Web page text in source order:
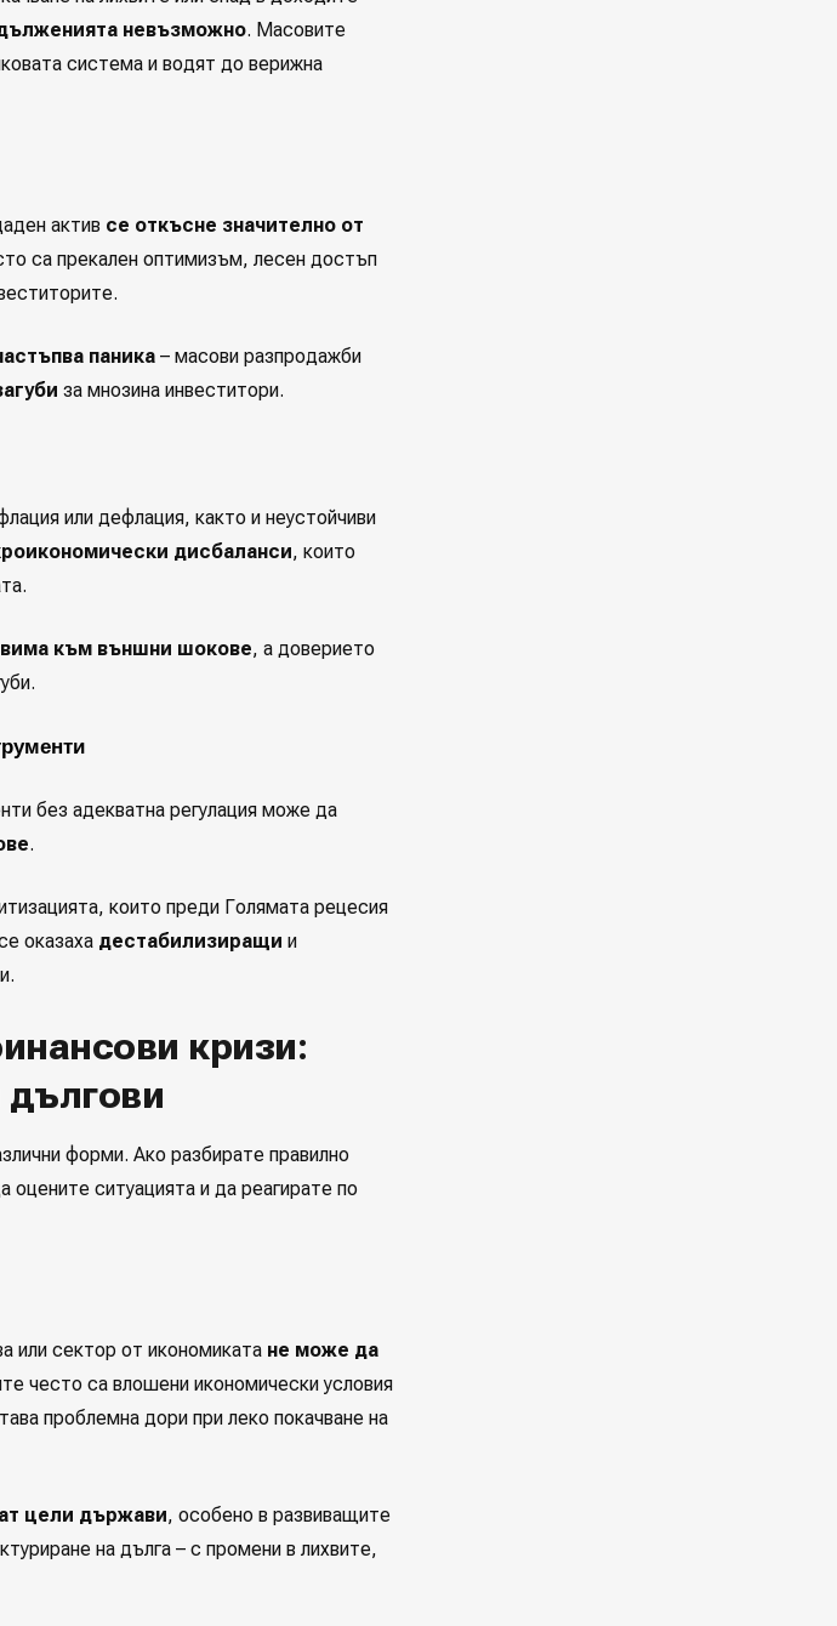
невъзможно. Масовите
система и водят до верижна
актив се откъсне значително от
са прекален оптимизъм, лесен достъп
паника – масови разпродажби
за мнозина инвеститори.
или дефлация, както и неустойчиви
дисбаланси, които
към външни шокове, а доверието
без адекватна регулация може да
.
които преди Голямата рецесия
оказаха дестабилизиращи и
кризи:
дългови
форми. Ако разбирате правилно
ситуацията и да реагирате по
или сектор от икономиката не може да
често са влошени икономически условия
проблемна дори при леко покачване на
цели държави, особено в развиващите
на дълга – с промени в лихвите,